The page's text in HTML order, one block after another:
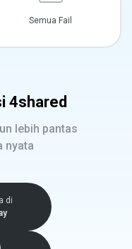
Semua Fail
4shared
lebih pantas
nyata
di